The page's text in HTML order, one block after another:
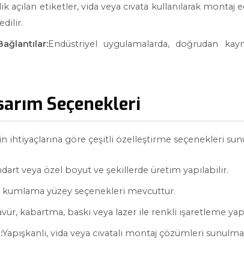
açılan etiketler, vida veya cıvata kullanılarak
Endüstriyel uygulamalarda, doğrudan
Seçenekleri
göre çeşitli özelleştirme seçenekleri
veya özel boyut ve şekillerde üretim yapılabilir.
kumlama yüzey seçenekleri mevcuttur.
kabartma, baskı veya lazer ile renkli işaretleme
Yapışkanlı, vida veya cıvatalı montaj çözümleri